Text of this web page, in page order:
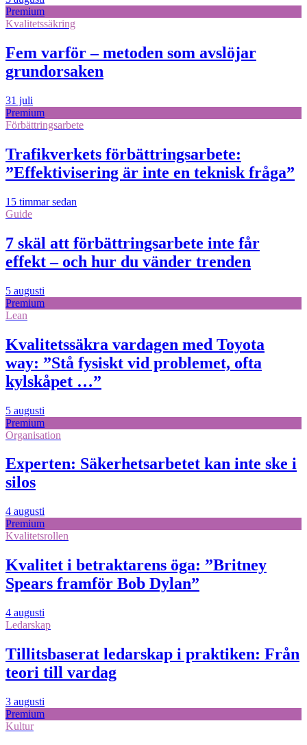
Premium
Kvalitetssäkring
Fem varför – metoden som avslöjar
grundorsaken
31 juli
Premium
Förbättringsarbete
Trafikverkets förbättringsarbete:
”Effektivisering är inte en teknisk fråga”
15 timmar sedan
Guide
7 skäl att förbättringsarbete inte får
effekt – och hur du vänder trenden
5 augusti
Premium
Lean
Kvalitetssäkra vardagen med Toyota
way: ”Stå fysiskt vid problemet, ofta
kylskåpet …”
5 augusti
Premium
Organisation
Experten: Säkerhetsarbetet kan inte ske i
silos
4 augusti
Premium
Kvalitetsrollen
Kvalitet i betraktarens öga: ”Britney
Spears framför Bob Dylan”
4 augusti
Ledarskap
Tillitsbaserat ledarskap i praktiken: Från
teori till vardag
3 augusti
Premium
Kultur